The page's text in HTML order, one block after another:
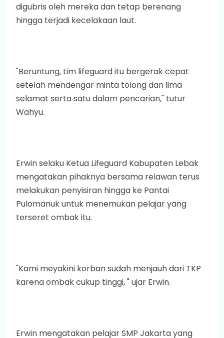
digubris oleh mereka dan tetap berenang
hingga terjadi kecelakaan laut.
"Beruntung, tim lifeguard itu bergerak cepat
setelah mendengar minta tolong dan lima
selamat serta satu dalam pencarian," tutur
Wahyu.
Erwin selaku Ketua Lifeguard Kabupaten Lebak
mengatakan pihaknya bersama relawan terus
melakukan penyisiran hingga ke Pantai
Pulomanuk untuk menemukan pelajar yang
terseret ombak itu.
"Kami meyakini korban sudah menjauh dari TKP
karena ombak cukup tinggi, " ujar Erwin.
Erwin mengatakan pelajar SMP Jakarta yang